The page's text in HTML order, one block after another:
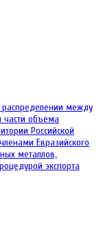
между
части объема
Российской
Евразийского
металлов,
экспорта